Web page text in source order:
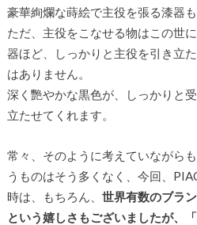
豪華絢爛な蒔絵で主役を張る漆器
ただ、主役をこなせる物はこの世
器ほど、しっかりと主役を引き立
はありません。
深く艷やかな黒色が、しっかりと
立たせてくれます。
常々、そのように考えていながら
うものはそう多くなく、今回、
時は、もちろん、 世界有数のブラ
という嬉しさもございましたが、